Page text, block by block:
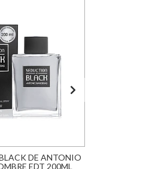
DE ANTONIO
EDT 200ML